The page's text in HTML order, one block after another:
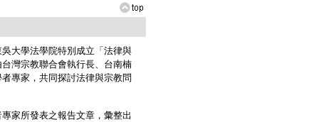
大學法學院特別成立「法律與
灣宗教聯合會執行長、台南楠
專家，共同探討法律與宗教問
家所發表之報告文章，彙整出